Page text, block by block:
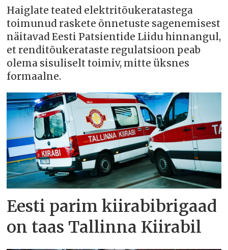
Haiglate teated elektritõukeratastega
toimunud raskete õnnetuste sagenemisest
näitavad Eesti Patsientide Liidu hinnangul,
et renditõukerataste regulatsioon peab
olema sisuliselt toimiv, mitte üksnes
formaalne.
Eesti parim kiirabibrigaad
on taas Tallinna Kiirabil